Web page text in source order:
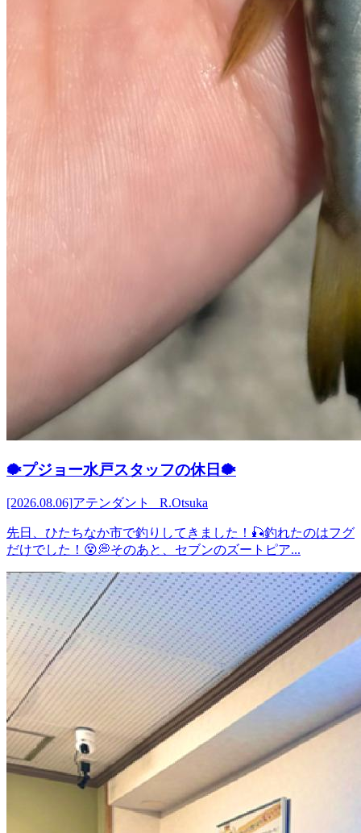
🐡プジョー水戸スタッフの休日🐡
[2026.08.06]アテンダント R.Otsuka
先日、ひたちなか市で釣りしてきました！🎣釣れたのはフグ
だけでした！😵💭そのあと、セブンのズートピア...